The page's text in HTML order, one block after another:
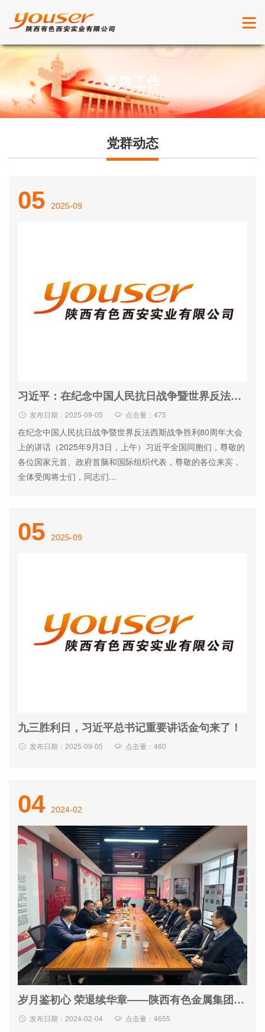
首
页
公司
概况
公司简介
组织架构
信息公开
权属单位
新闻
中心
集团要闻
公司新闻
招标采购
教育专栏
通知公告
经营
项目
房屋租赁
物业管理
党建
工作
党群动态
廉政建设
专题栏目
联系
我们
招聘信息
联系我们
党建工作
党群动态
05 2025-09
习近平：在纪念中国人民抗日战争暨世界反法西斯战争胜利80周年大会上的讲话
发布日期：2025-09-05 点击量：475
在纪念中国人民抗日战争暨世界反法西斯战争胜利80周年大会
上的讲话（2025年9月3日，上午）习近平全国同胞们，尊敬的
各位国家元首、政府首脑和国际组织代表，尊敬的各位来宾，
全体受阅将士们，同志们...
05 2025-09
九三胜利日，习近平总书记重要讲话金句来了！
发布日期：2025-09-05 点击量：460
04 2024-02
岁月鉴初心 荣退续华章——陕西有色金属集团机关四支部举行干部荣誉退休仪式
发布日期：2024-02-04 点击量：4655